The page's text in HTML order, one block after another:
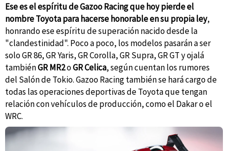
Ese es el espíritu de Gazoo Racing que hoy pierde el
nombre Toyota para hacerse honorable en su propia ley,
honrando ese espíritu de superación nacido desde la
"clandestinidad". Poco a poco, los modelos pasarán a ser
solo GR 86, GR Yaris, GR Corolla, GR Supra, GR GT y ojalá
tambiénGR MR2oGR Celica, según cuentan los rumores
del Salón de Tokio. Gazoo Racing también se hará cargo de
todas las operaciones deportivas de Toyota que tengan
relación con vehículos de producción, como el Dakar o el
WRC.